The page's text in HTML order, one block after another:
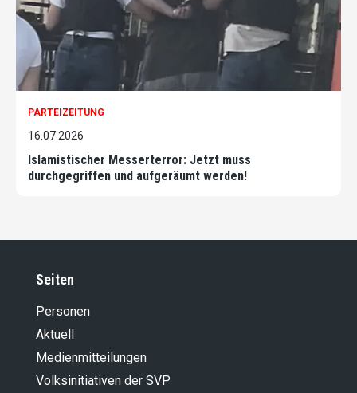
PARTEIZEITUNG
16.07.2026
Islamistischer Messerterror: Jetzt muss
durchgegriffen und aufgeräumt werden!
Seiten
Personen
Aktuell
Medienmitteilungen
Volksinitiativen der SVP